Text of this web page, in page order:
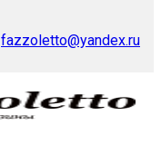
fazzoletto@yandex.ru